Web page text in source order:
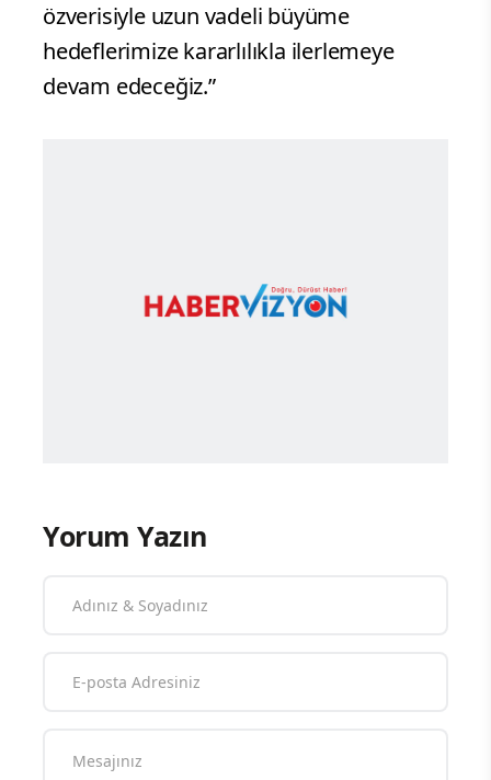
özverisiyle uzun vadeli büyüme
hedeflerimize kararlılıkla ilerlemeye
devam edeceğiz.”
Yorum Yazın